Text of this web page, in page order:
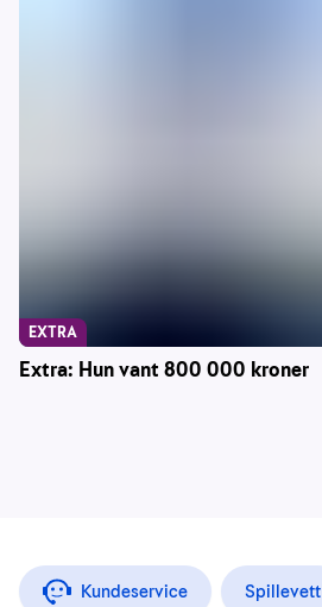
Extra: Hun vant 800 000 kroner
EXTRA
Kundeservice Spillevett